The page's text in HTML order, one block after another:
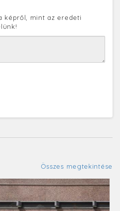
képről, mint az eredeti
Összes megtekintése